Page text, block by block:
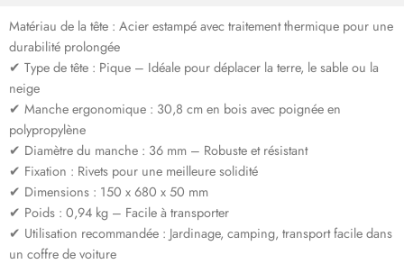
Matériau de la tête : Acier estampé avec traitement thermique pour une
durabilité prolongée
✔ Type de tête : Pique – Idéale pour déplacer la terre, le sable ou la
neige
✔ Manche ergonomique : 30,8 cm en bois avec poignée en
polypropylène
✔ Diamètre du manche : 36 mm – Robuste et résistant
✔ Fixation : Rivets pour une meilleure solidité
✔ Dimensions : 150 x 680 x 50 mm
✔ Poids : 0,94 kg – Facile à transporter
✔ Utilisation recommandée : Jardinage, camping, transport facile dans
un coffre de voiture